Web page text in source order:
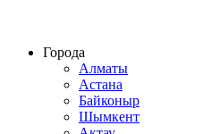
Города
Алматы
Астана
Байконыр
Шымкент